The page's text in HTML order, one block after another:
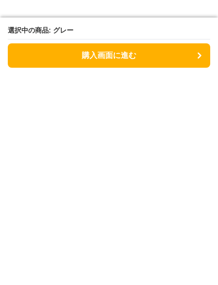
選択中の商品: グレー
購入画面に進む
選択中の商品: グレー
購入画面に進む